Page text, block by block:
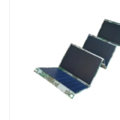
Over ons
Fabrieksreis